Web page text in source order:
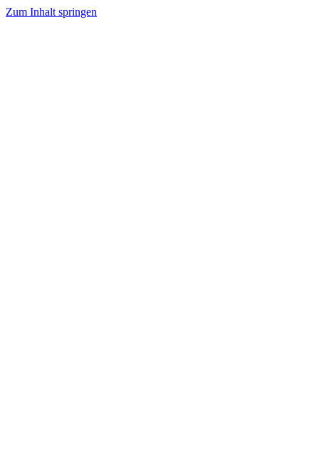
Zum Inhalt springen